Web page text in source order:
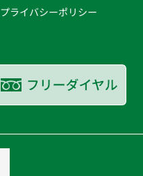
プライバシーポリシー